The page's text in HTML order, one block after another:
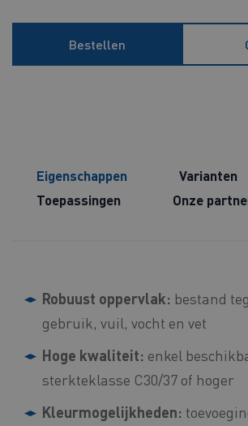
Bestellen
Eigenschappen
Varianten
Toepassingen
Onze
Robuust oppervlak: bestand
gebruik, vuil, vocht en vet
Hoge kwaliteit: enkel
sterkteklasse C30/37 of hoger
Kleurmogelijkheden: